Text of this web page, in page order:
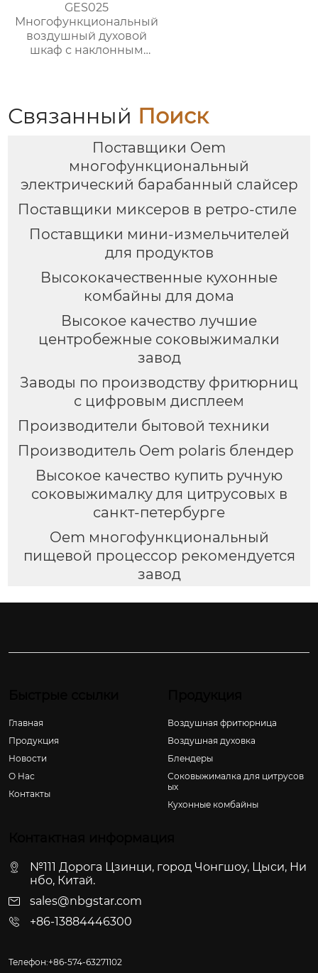
GES025
Многофункциональный
воздушный духовой
шкаф с наклонным
Связанный Поиск
Поставщики Oem
многофункциональный
электрический барабанный слайсер
Поставщики миксеров в ретро-стиле
Поставщики мини-измельчителей
для продуктов
Высококачественные кухонные
комбайны для дома
Высокое качество лучшие
центробежные соковыжималки
завод
Заводы по производству фритюрниц
с цифровым дисплеем
Производители бытовой техники
Производитель Oem polaris блендер
Высокое качество купить ручную
соковыжималку для цитрусовых в
санкт-петербурге
Oem многофункциональный
пищевой процессор рекомендуется
завод
Главная
Продукция
Новости
О Hас
Контакты
Воздушная фритюрница
Воздушная духовка
Блендеры
Соковыжималка для цитрусов
ых
Кухонные комбайны
№111 Дорога Цзинци, город Чонгшоу, Цыси, Ни
нбо, Китай.
sales@nbgstar.com
+86-13884446300
Телефон:+86-574-63271102